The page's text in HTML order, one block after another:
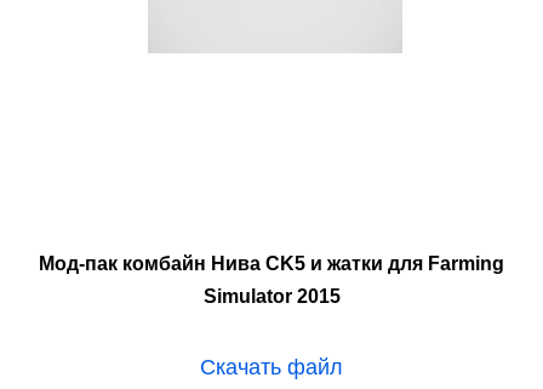
Мод-пак комбайн Нива CK5 и жатки для Farming
Simulator 2015
Скачать файл